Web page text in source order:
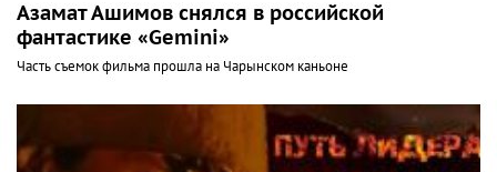
Азамат Ашимов снялся в российской
фантастике «Gemini»
Часть съемок фильма прошла на Чарынском каньоне